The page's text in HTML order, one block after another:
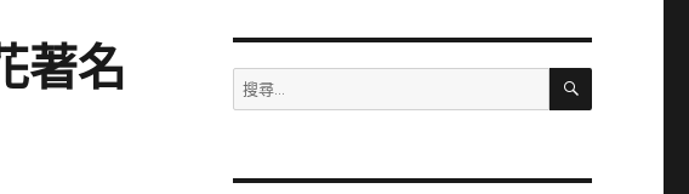
著名
搜
尋
字:
搜